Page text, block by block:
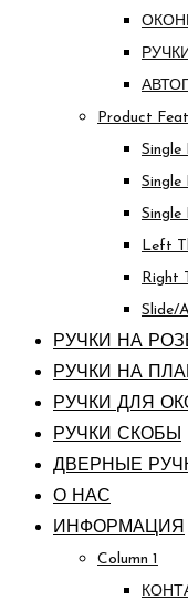
Product
Single
Single
Single
Left
Right
Slide/
РУЧКИ НА
РУЧКИ НА
РУЧКИ ДЛЯ
РУЧКИ СКОБЫ
ДВЕРНЫЕ
О НАС
ИНФОРМАЦИЯ
Column 1